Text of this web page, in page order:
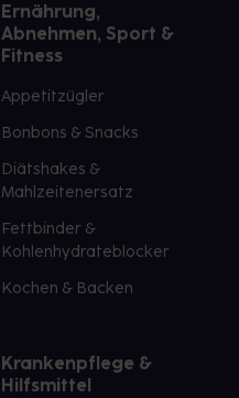
Ernährung,
Abnehmen, Sport &
Fitness
Appetitzügler
Bonbons & Snacks
Diätshakes &
Mahlzeitenersatz
Fettbinder &
Kohlenhydrateblocker
Kochen & Backen
Krankenpflege &
Hilfsmittel